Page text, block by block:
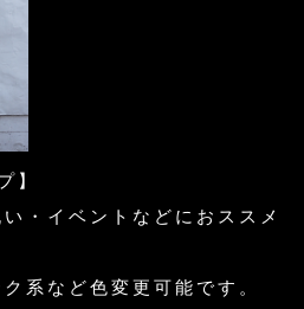
】
・イベントなどにおススメ
系など色変更可能です。